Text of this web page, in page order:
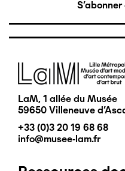
Image
LaM, 1 allée du Musée
59650 Villeneuve
+33 (0)3 20 19 68 68
info@musee-lam.fr